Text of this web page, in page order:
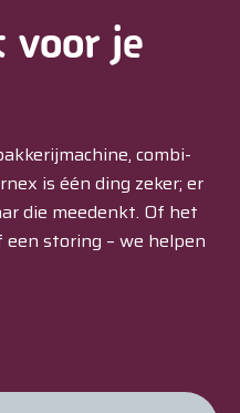
voor je
combi-
is één ding zeker; er
die meedenkt. Of het
een storing – we helpen